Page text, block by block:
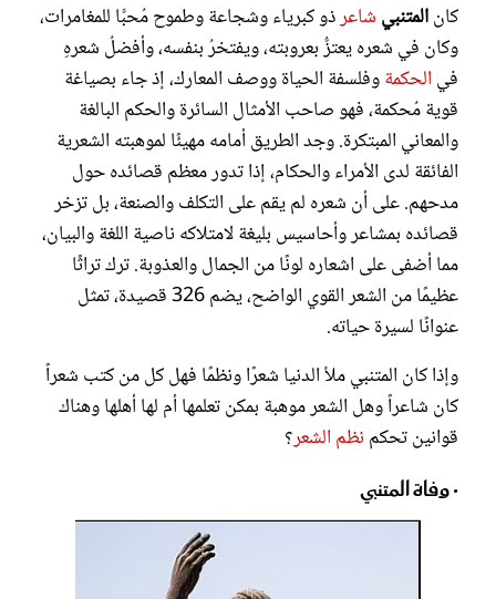
كانالمتنبي شاعرذو كبرياء وشجاعة وطموح مُحبًّا للمغامرات،
وكان في شعره يعتزُّ بعروبته، ويفتخرُ بنفسه، وأفضلُ شعرهِ
في الحكمةوفلسفة الحياة ووصف المعارك، إذ جاء بصياغة
قوية مُحكمة، فهو صاحب الأمثال السائرة والحكم البالغة
والمعاني المبتكرة. وجد الطريق أمامه مهيئًا لموهبته الشعرية
الفائقة لدى الأمراء والحكام، إذا تدور معظم قصائده حول
مدحهم. على أن شعره لم يقم على التكلف والصنعة، بل تزخر
قصائده بمشاعر وأحاسيس بليغة لامتلاكه ناصية اللغة والبيان،
مما أضفى على اشعاره لونًا من الجمال والعذوبة. ترك تراثًا
عظيمًا من الشعر القوي الواضح، يضم 326 قصيدة، تمثل
عنوانًا لسيرة حياته.
وإذا كان المتنبي ملأ الدنيا شعرًا ونظمًا فهل كل من كتب شعراً
كان شاعراً وهل الشعر موهبة بمكن تعلمها أم لها أهلها وهناك
قوانين تحكم نظم الشعر؟
• وفاة المتنبي